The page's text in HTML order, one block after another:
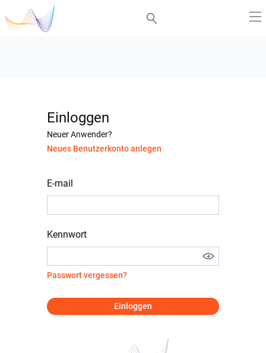
Einloggen
Neuer Anwender?
Neues Benutzerkonto anlegen
E-mail
Kennwort
Passwort vergessen?
Einloggen